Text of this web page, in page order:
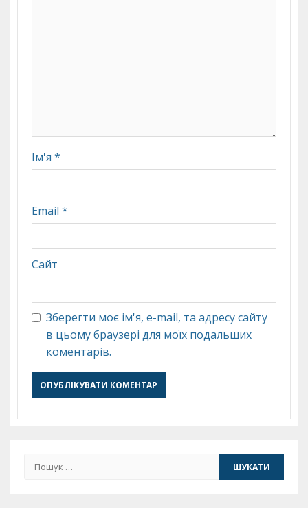
Ім'я *
Email *
Сайт
Зберегти моє ім'я, e-mail, та адресу сайту
в цьому браузері для моїх подальших
коментарів.
Пошук: